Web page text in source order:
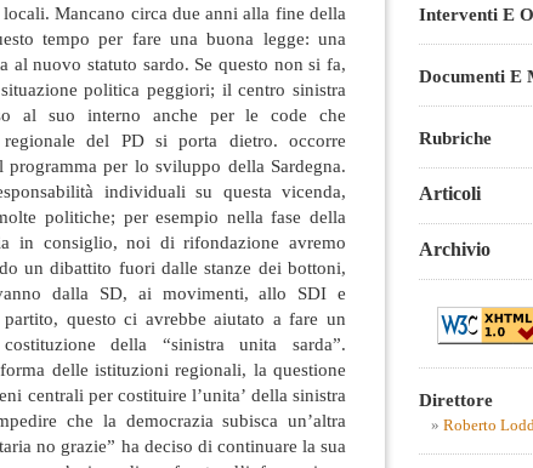
Mancano circa due anni alla fine della
tempo per fare una buona legge: una
al nuovo statuto sardo. Se questo non si fa,
politica peggiori; il centro sinistra
al suo interno anche per le code che
regionale del PD si porta dietro. occorre
per lo sviluppo della Sardegna.
individuali su questa vicenda,
politiche; per esempio nella fase della
in consiglio, noi di rifondazione avremo
un dibattito fuori dalle stanze dei bottoni,
dalla SD, ai movimenti, allo SDI e
partito, questo ci avrebbe aiutato a fare un
della “sinistra unita sarda”.
delle istituzioni regionali, la questione
centrali per costituire l’unita’ della sinistra
che la democrazia subisca un’altra
no grazie” ha deciso di continuare la sua
Interventi E
Documenti E
Rubriche
Articoli
Archivio
Direttore
Roberto